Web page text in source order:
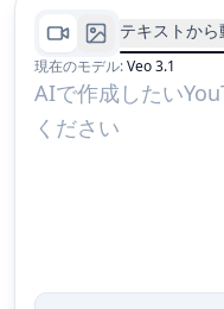
テキストから
現在のモデル:Veo 3.1